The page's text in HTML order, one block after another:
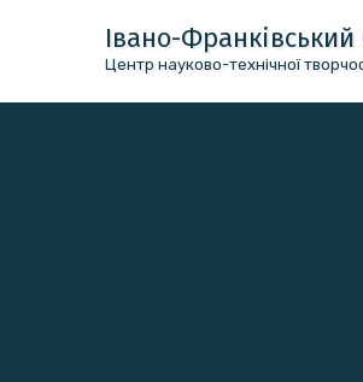
Івано-
Центр науково-технічної